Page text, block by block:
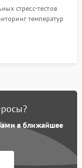
стресс-тестов
температур
на отсутствие
и зависаний.
в ближайшее